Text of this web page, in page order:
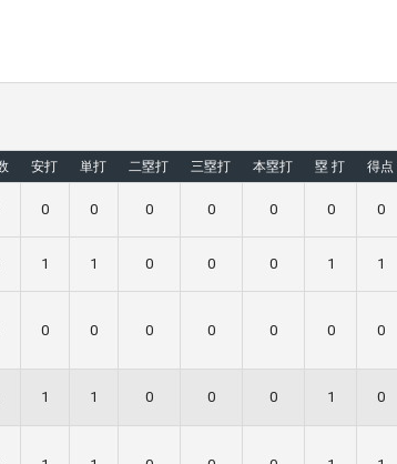
安打 単打 二塁打 三塁打 本塁打 塁 打 得点
0 0 0 0 0 0 0
1 1 0 0 0 1 1
0 0 0 0 0 0 0
1 1 0 0 0 1 0